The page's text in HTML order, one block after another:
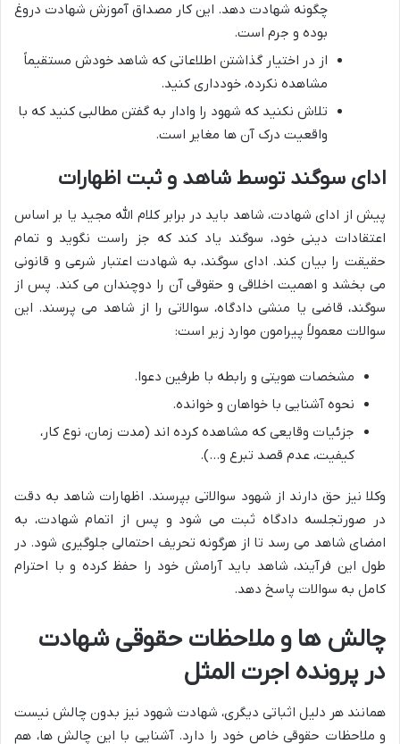
چگونه شهادت دهد. این کار مصداق آموزش شهادت دروغ
بوده و جرم است.
از در اختیار گذاشتن اطلاعاتی که شاهد خودش مستقیماً
مشاهده نکرده، خودداری کنید.
تلاش نکنید که شهود را وادار به گفتن مطالبی کنید که با
واقعیت درک آن ها مغایر است.
ادای سوگند توسط شاهد و ثبت اظهارات
پیش از ادای شهادت، شاهد باید در برابر کلام الله مجید یا بر اساس
اعتقادات دینی خود، سوگند یاد کند که جز راست نگوید و تمام
حقیقت را بیان کند. ادای سوگند، به شهادت اعتبار شرعی و قانونی
می بخشد و اهمیت اخلاقی و حقوقی آن را دوچندان می کند. پس از
سوگند، قاضی یا منشی دادگاه، سوالاتی را از شاهد می پرسند. این
سوالات معمولاً پیرامون موارد زیر است:
مشخصات هویتی و رابطه با طرفین دعوا.
نحوه آشنایی با خواهان و خوانده.
جزئیات وقایعی که مشاهده کرده اند (مدت زمان، نوع کار،
کیفیت، عدم قصد تبرع و…).
وکلا نیز حق دارند از شهود سوالاتی بپرسند. اظهارات شاهد به دقت
در صورتجلسه دادگاه ثبت می شود و پس از اتمام شهادت، به
امضای شاهد می رسد تا از هرگونه تحریف احتمالی جلوگیری شود. در
طول این فرآیند، شاهد باید آرامش خود را حفظ کرده و با احترام
کامل به سوالات پاسخ دهد.
چالش ها و ملاحظات حقوقی شهادت
در پرونده اجرت المثل
همانند هر دلیل اثباتی دیگری، شهادت شهود نیز بدون چالش نیست
و ملاحظات حقوقی خاص خود را دارد. آشنایی با این چالش ها، هم